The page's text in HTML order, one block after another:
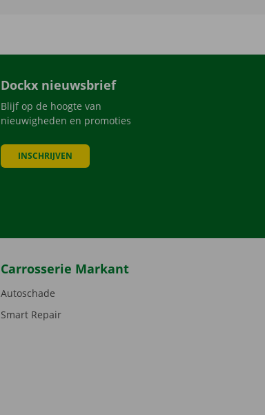
Dockx nieuwsbrief
Blijf op de hoogte van
nieuwigheden en promoties
INSCHRIJVEN
Carrosserie Markant
Autoschade
Smart Repair